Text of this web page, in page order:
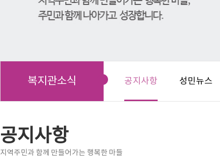
복지관소식 공지사항 성민뉴스
공지사항
지역주민과 함께 만들어가는 행복한 마들